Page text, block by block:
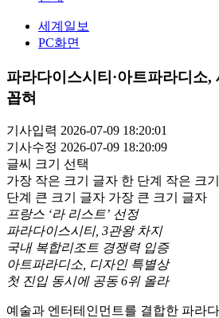
세계일보
PC화면
파라다이스시티·아트파라디소,
꼽혀
기사입력 2026-07-09 18:20:01
기사수정 2026-07-09 18:20:09
글씨 크기 선택
가장 작은 크기 글자 한 단계 작은 크
단계 큰 크기 글자 가장 큰 크기 글자
프랑스 ‘라 리스트’ 선정
파라다이스시티, 3관왕 차지
국내 복합리조트 경쟁력 입증
아트파라디소, 디자인 특별상
첫 진입 동시에 공동 6위 올라
예술과 엔터테인먼트를 결합한 파라